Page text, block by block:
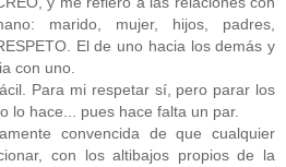
marido, mujer, hijos, padres,
El de uno hacia los demás y
con uno.
Para mi respetar sí, pero parar los
lo hace... pues hace falta un par.
convencida de que cualquier
con los altibajos propios de la